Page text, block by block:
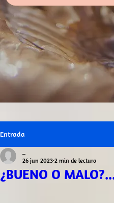
Entrada
¿BUENO O
26 jun 2023 2 min de lectura